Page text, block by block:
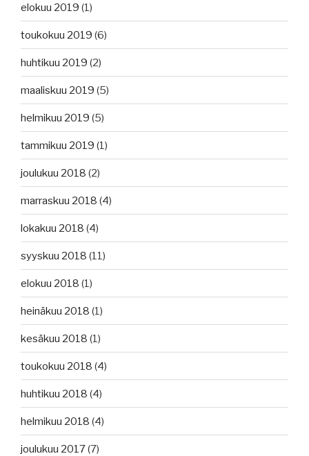
elokuu 2019 (1)
toukokuu 2019 (6)
huhtikuu 2019 (2)
maaliskuu 2019 (5)
helmikuu 2019 (5)
tammikuu 2019 (1)
joulukuu 2018 (2)
marraskuu 2018 (4)
lokakuu 2018 (4)
syyskuu 2018 (11)
elokuu 2018 (1)
heinäkuu 2018 (1)
kesäkuu 2018 (1)
toukokuu 2018 (4)
huhtikuu 2018 (4)
helmikuu 2018 (4)
joulukuu 2017(7)